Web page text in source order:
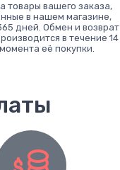
товары вашего заказа,
в нашем магазине,
дней. Обмен и возврат
в течение 14
её покупки.